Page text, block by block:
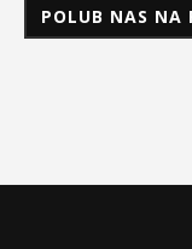
POLUB NAS NA